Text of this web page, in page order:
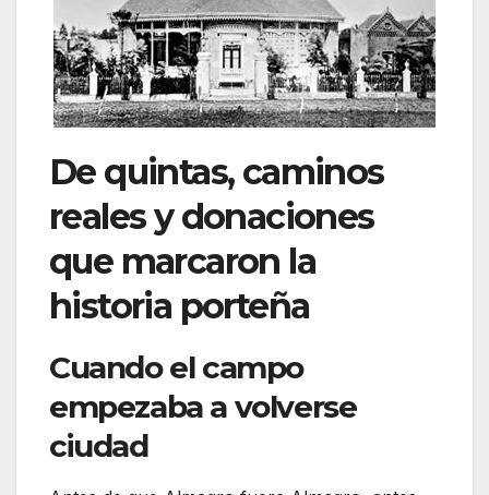
De quintas, caminos
reales y donaciones
que marcaron la
historia porteña
Cuando el campo
empezaba a volverse
ciudad